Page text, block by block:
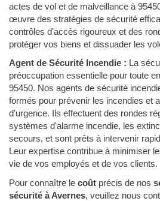
actes de vol et de malveillance à
œuvre des stratégies de sécurité
contrôles d'accès rigoureux et des
protéger vos biens et dissuader les
Agent de Sécurité Incendie : La
préoccupation essentielle pour toute
95450. Nos agents de sécurité
formés pour prévenir les incendies et
d'urgence. Ils effectuent des rondes
systèmes d'alarme incendie, les
secours, et sont prêts à intervenir
Leur expertise contribue à minimiser
vie de vos employés et de vos clients.
Pour connaître le coût précis de nos
sécurité à Avernes, veuillez nous